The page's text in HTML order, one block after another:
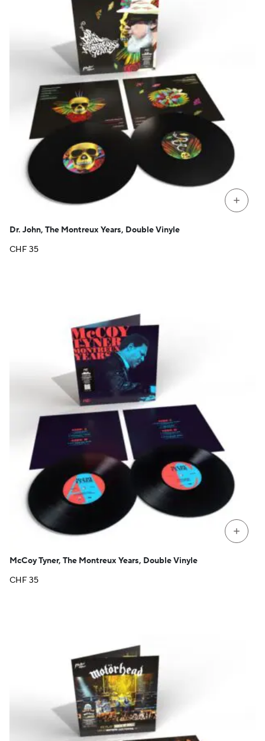
+
Dr. John, The Montreux Years, Double Vinyle
CHF35
+
McCoy Tyner, The Montreux Years, Double Vinyle
CHF35